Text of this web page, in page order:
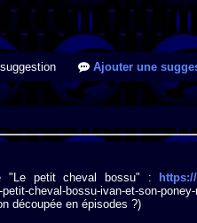
Ajouter une
"Le petit cheval bossu" :
petit-cheval-bossu-ivan-et-son-
découpée en épisodes ?)